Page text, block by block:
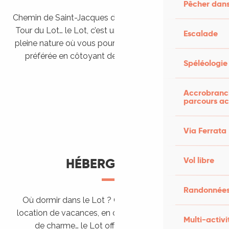
Pêcher
Escalade
Spéléologie
parcours
Via Ferrata
Vol libre
Multi-
Chemin de Saint-Jacques de Compostelle, Véloroutes,
Tour du Lot… le Lot, c’est une véritable destination de
pleine nature où vous pourrez pratiquer votre activité
préférée en côtoyant des paysages grandioses.
HÉBERGEMENTS
Où dormir dans le Lot ? Chez l’habitant, dans une
location de vacances, en camping, ou dans un hôtel
de charme… le Lot offre des hébergements